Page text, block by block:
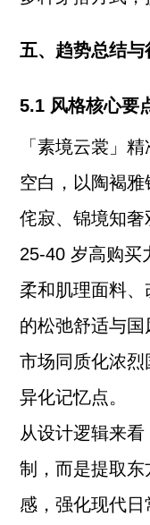
五、趋势总结
5.1 风格核心要
「素境云裳」
空白，以陶褐
侘寂、锦境知
25-40 岁高购买
柔和肌理面料
的松弛舒适与
市场同质化浓
异化记忆点。
从设计逻辑来
制，而是提取
感，强化现代日